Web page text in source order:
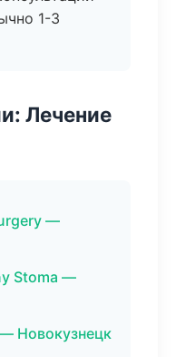
1-3
Лечение
—
Stoma —
Новокузнецк